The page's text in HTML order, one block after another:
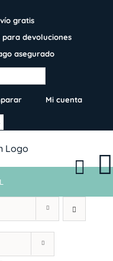
gratis
para devoluciones
asegurado
Mi cuenta